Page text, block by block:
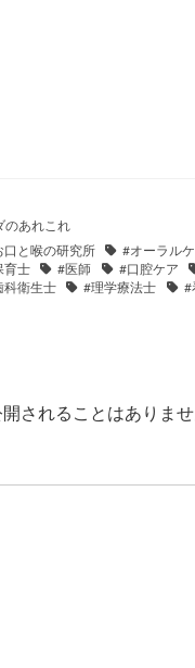
のあれこれ
口と喉の研究所 #オーラル
育士
#医師 #口腔ケア
科衛生士
#理学療法士 #
されることはありませ